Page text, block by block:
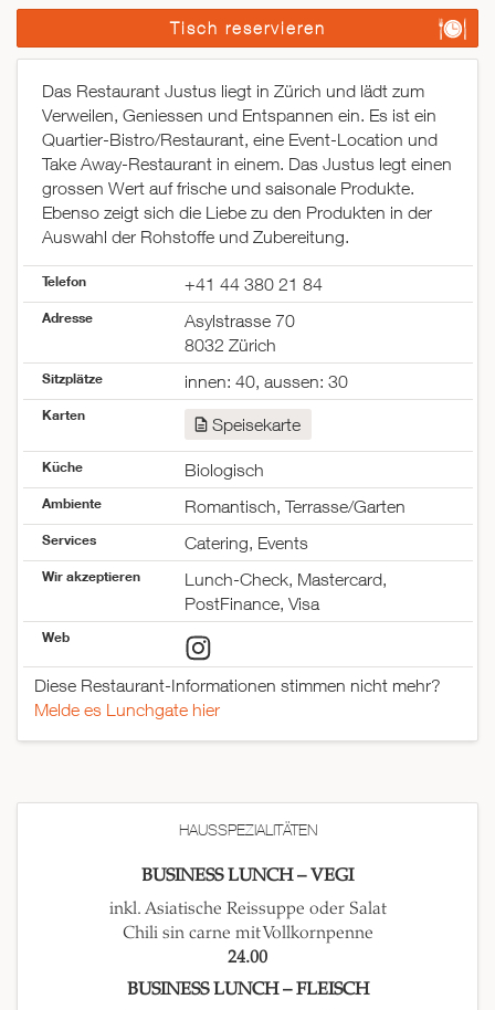
Tisch reservieren
Das Restaurant Justus liegt in Zürich und lädt zum
Verweilen, Geniessen und Entspannen ein. Es ist ein
Quartier-Bistro/Restaurant, eine Event-Location und
Take Away-Restaurant in einem. Das Justus legt einen
grossen Wert auf frische und saisonale Produkte.
Ebenso zeigt sich die Liebe zu den Produkten in der
Auswahl der Rohstoffe und Zubereitung.
Telefon +41 44 380 21 84
Adresse
Asylstrasse 70
8032 Zürich
Sitzplätze innen: 40, aussen: 30
Karten Speisekarte
Küche Biologisch
Ambiente Romantisch, Terrasse/Garten
Services Catering, Events
Wir akzeptieren
Lunch-Check, Mastercard,
PostFinance, Visa
Web
Diese Restaurant-Informationen stimmen nicht mehr?
Melde es Lunchgate hier
HAUSSPEZIALITÄTEN
BUSINESS LUNCH – VEGI
inkl. Asiatische Reissuppe oder Salat
Chili sin carne mit Vollkornpenne
24.00
BUSINESS LUNCH – FLEISCH